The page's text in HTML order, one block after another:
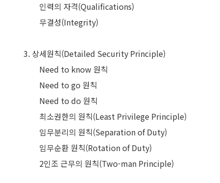
인력의 자격(Qualifications)
무결성(Integrity)
3. 상세원칙(Detailed Security Principle)
Need to know 원칙
Need to go 원칙
Need to do 원칙
최소권한의 원칙(Least Privilege Principle)
임무분리의 원칙(Separation of Duty)
임무순환 원칙(Rotation of Duty)
2인조 근무의 원칙(Two-man Principle)